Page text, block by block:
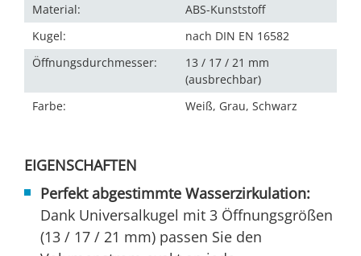
Material:
ABS-Kunststoff
Kugel:
nach DIN EN 16582
Öffnungsdurchmesser:
13 / 17 / 21 mm
(ausbrechbar)
Farbe:
Weiß, Grau, Schwarz
EIGENSCHAFTEN
Perfekt abgestimmte Wasserzirkulation:
Dank Universalkugel mit 3 Öffnungsgrößen
(13 / 17 / 21 mm) passen Sie den